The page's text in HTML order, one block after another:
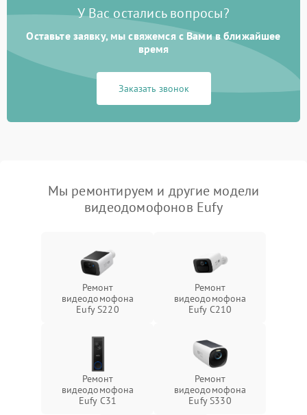
У Вас остались вопросы?
Оставьте заявку, мы свяжемся с Вами в ближайшее
время
Заказать звонок
Мы ремонтируем и другие модели
видеодомофонов Eufy
Ремонт
видеодомофона
Eufy S220
Ремонт
видеодомофона
Eufy C210
Ремонт
видеодомофона
Eufy C31
Ремонт
видеодомофона
Eufy S330